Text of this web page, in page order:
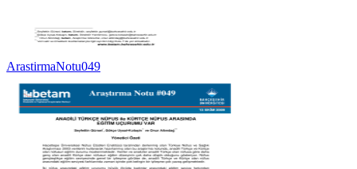
ArastirmaNotu049